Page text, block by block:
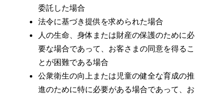
委託した場合
法令に基づき提供を求められた場合
人の生命、身体または財産の保護のために必
要な場合であって、お客さまの同意を得るこ
とが困難である場合
公衆衛生の向上または児童の健全な育成の推
進のために特に必要がある場合であって、お